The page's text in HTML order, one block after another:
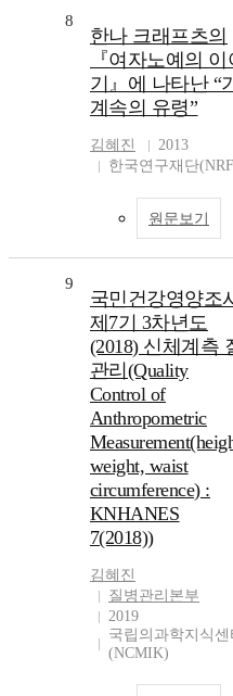
8
한나 크래프츠의
『여자노예의 이
기』에 나타난 “
계속의 유령”
김혜진
2013
한국연구재단
원문보기
9
국민건강영양조
제7기 3차년도
(2018) 신체계측
관리(Quality
Control of
Anthropometric
weight, waist
circumference) :
KNHANES
7(2018))
김혜진
질병관리본부
2019
국립의과학지식센
(NCMIK)